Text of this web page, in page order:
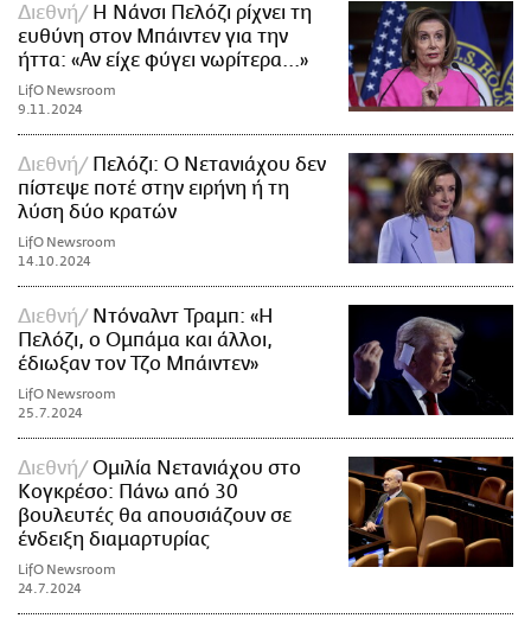
Διεθνή
Η Νάνσι Πελόζι ρίχνει τη
ευθύνη στον Μπάιντεν για την
ήττα: «Αν είχε φύγει νωρίτερα...»
LifO Newsroom
9.11.2024
Διεθνή
Πελόζι: Ο Νετανιάχου δεν
πίστεψε ποτέ στην ειρήνη ή τη
λύση δύο κρατών
LifO Newsroom
14.10.2024
Διεθνή
Ντόναλντ Τραμπ: «Η
Πελόζι, ο Ομπάμα και άλλοι,
έδιωξαν τον Τζο Μπάιντεν»
LifO Newsroom
25.7.2024
Διεθνή
Ομιλία Νετανιάχου στο
Κογκρέσο: Πάνω από 30
βουλευτές θα απουσιάζουν σε
ένδειξη διαμαρτυρίας
LifO Newsroom
24.7.2024